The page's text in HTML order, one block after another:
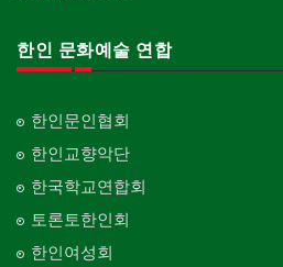
한인 문화예술 연합
한인문인협회
한인교향악단
한국학교연합회
토론토한인회
한인여성회